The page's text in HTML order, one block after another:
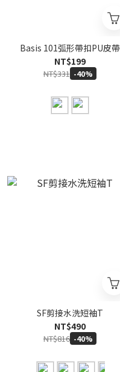
Basis 101弧形帶扣PU皮帶
NT$199
NT$331 -40%
SF剪接水洗短袖T
NT$490
NT$816 -40%